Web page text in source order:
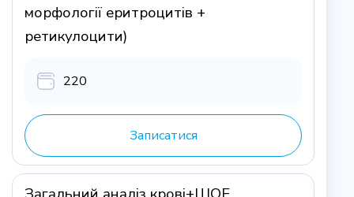
морфології еритроцитів +
ретикулоцити)
220
Записатися